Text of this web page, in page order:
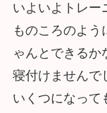
いよいよトレー
ものころのよう
ゃんとできるか
寝付けませんで
いくつになって